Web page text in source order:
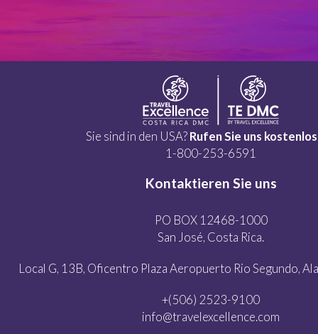
Sie sind in den USA?Rufen Sie uns
1-800-253-6591
Kontaktieren Sie uns
PO BOX 12468-1000
San José, Costa Rica.
Local G, 13B, Oficentro Plaza Aeropuerto Rio Segundo,
+(506) 2523-9100
info@travelexcellence.com